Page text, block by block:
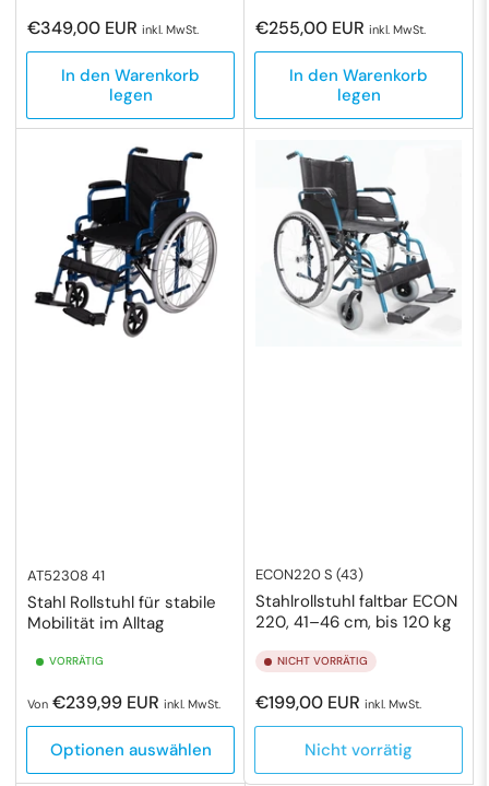
Normaler
Preis
€349,00 EUR inkl. MwSt.
In den Warenkorb
legen
Normaler
Preis
€255,00 EUR inkl. MwSt.
In den Warenkorb
legen
AT52308 41
Stahl Rollstuhl für stabile
Mobilität im Alltag
VORRÄTIG
Normaler
Preis
Von €239,99 EUR inkl. MwSt.
Optionen auswählen
ECON220 S (43)
Stahlrollstuhl faltbar ECON
220, 41–46 cm, bis 120 kg
NICHT VORRÄTIG
Normaler
Preis
€199,00 EUR inkl. MwSt.
Nicht vorrätig